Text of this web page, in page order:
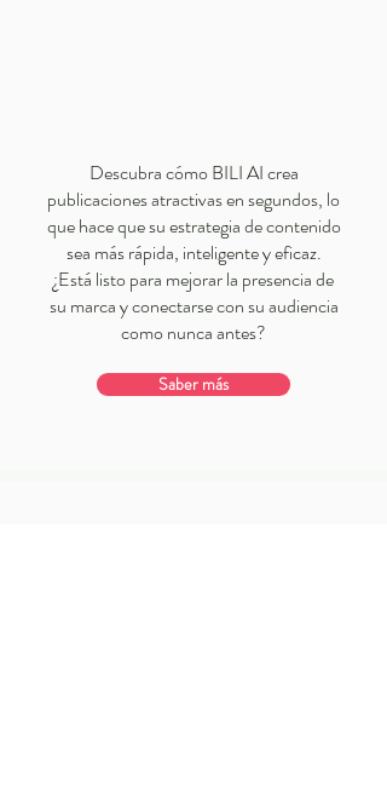
Descubra cómo BILI AI crea
publicaciones atractivas en segundos, lo
que hace que su estrategia de contenido
sea más rápida, inteligente y eficaz.
¿Está listo para mejorar la presencia de
su marca y conectarse con su audiencia
como nunca antes?
Saber más